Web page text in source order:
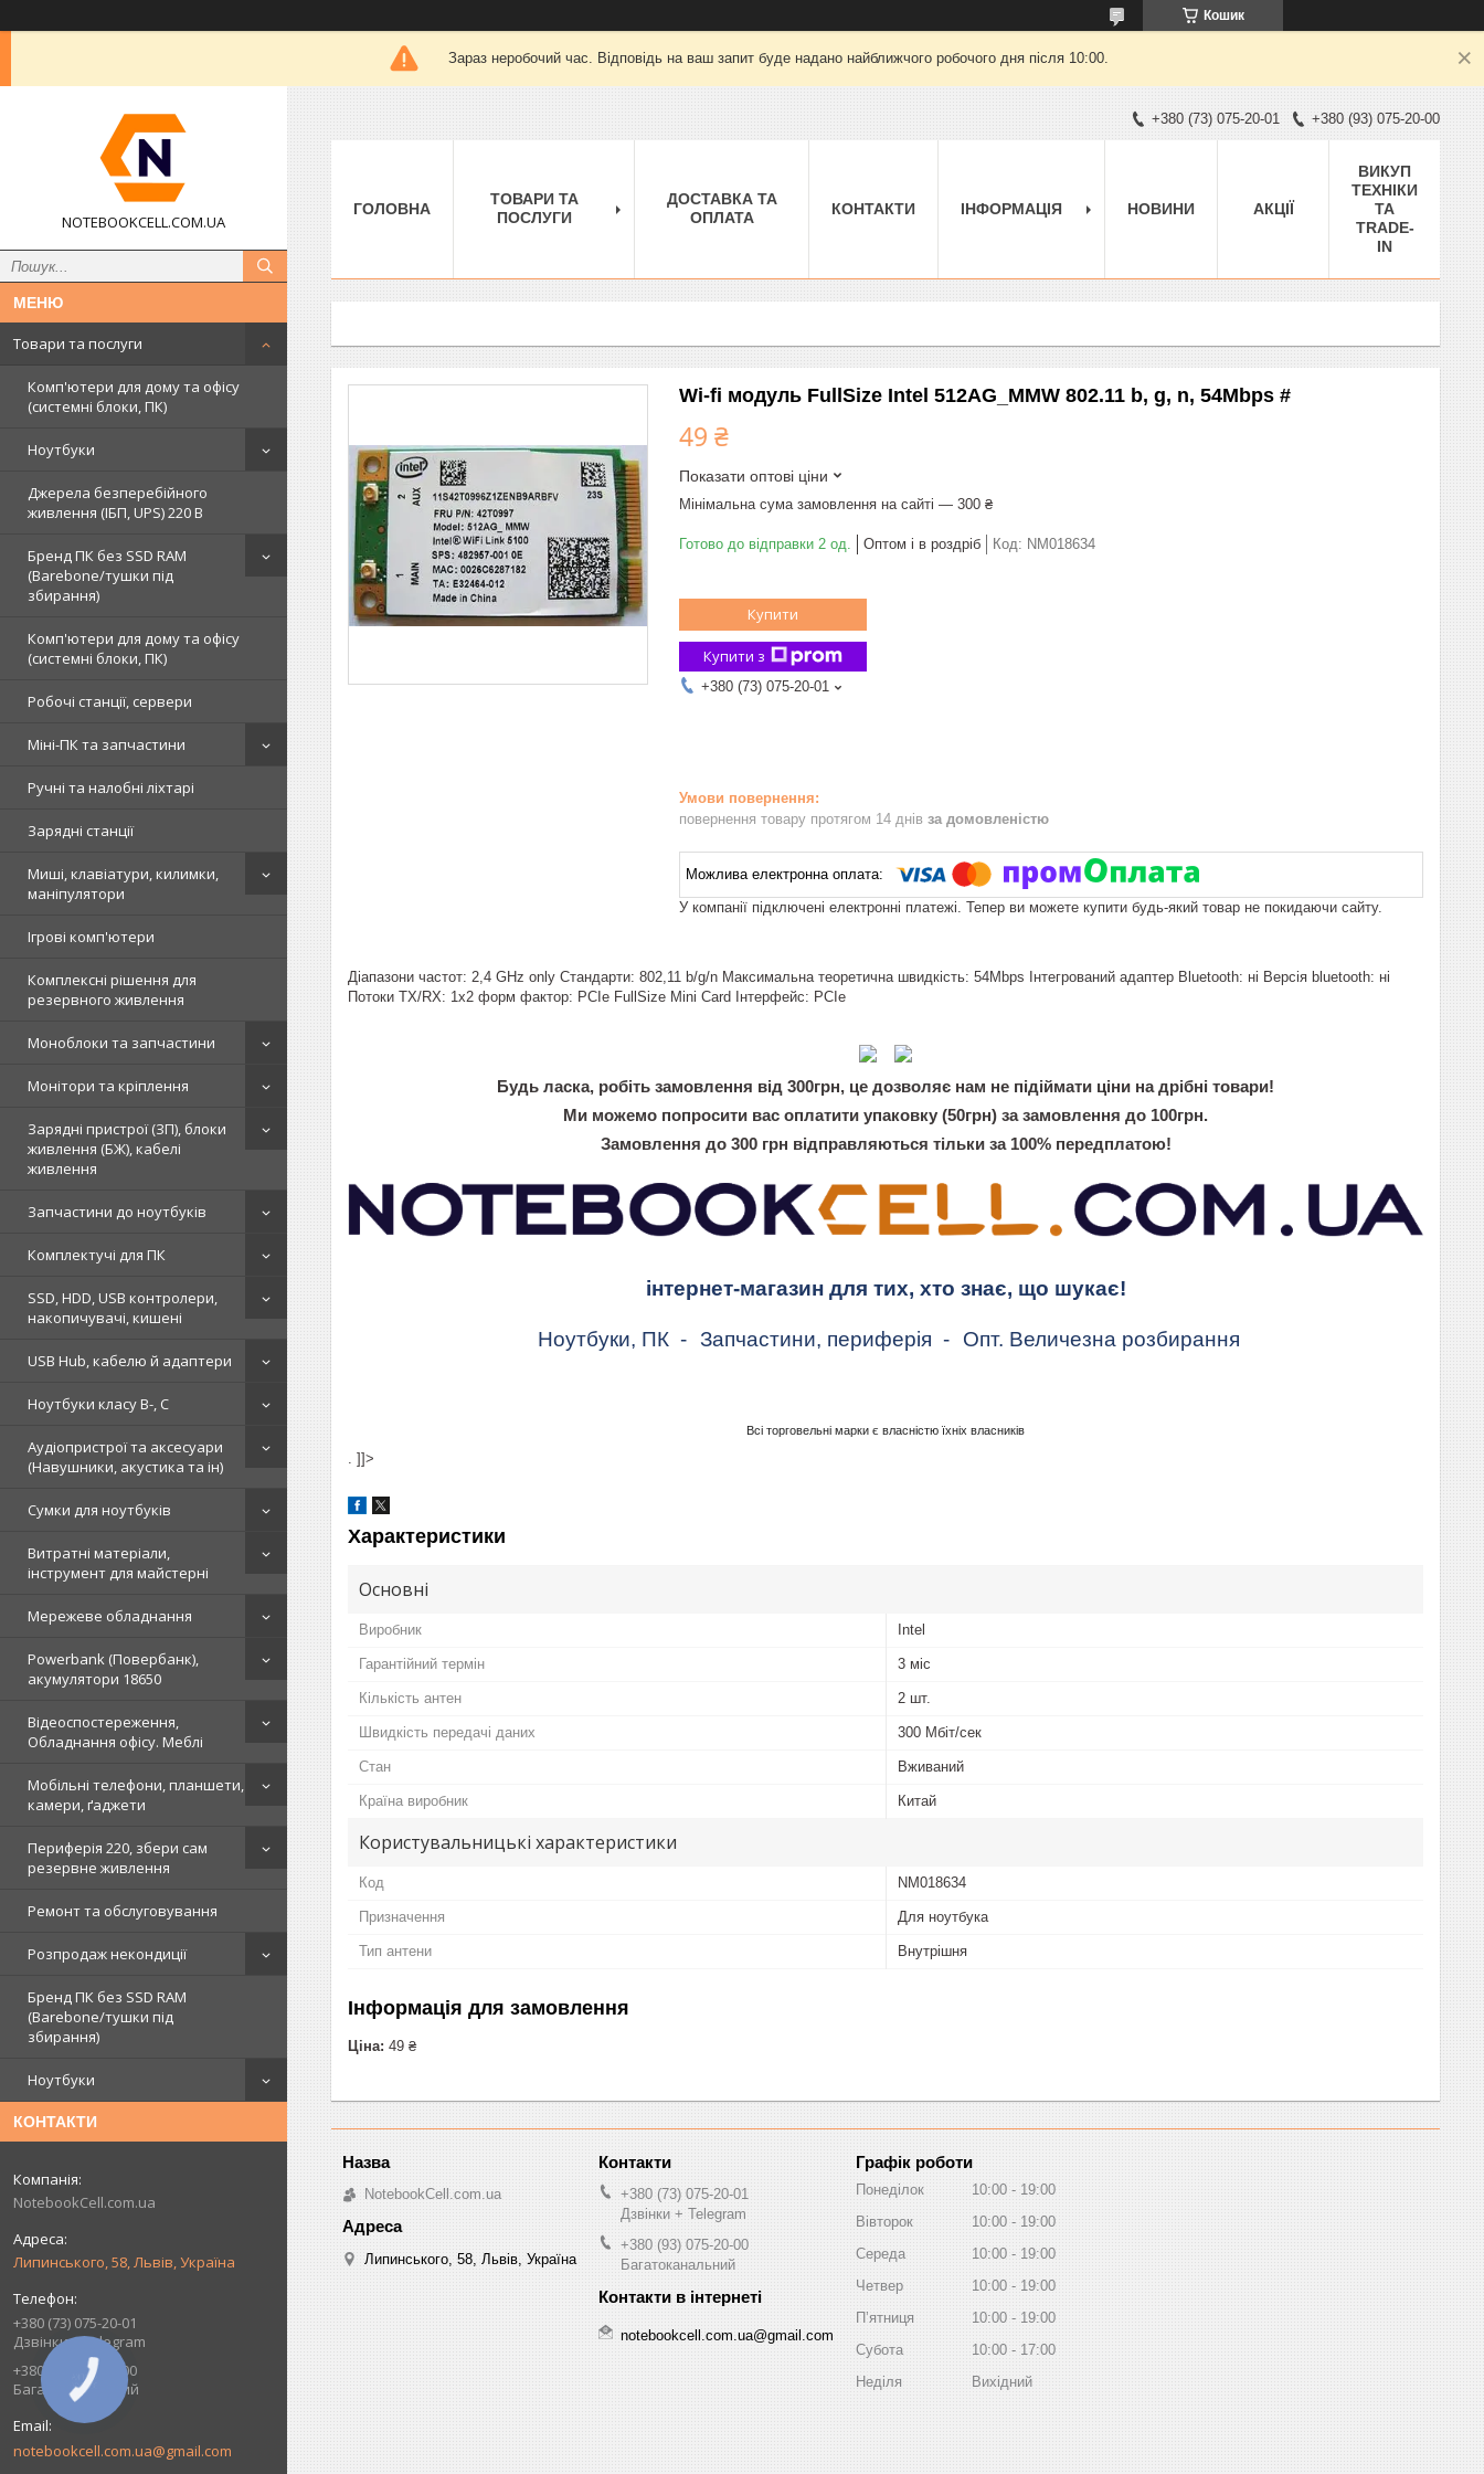
Кошик
Зараз неробочий час. Відповідь на ваш запит буде надано найближчого робочого дня після 10:00.
NOTEBOOKCELL.COM.UA
Товари та послуги
Комп'ютери для дому та офісу
(системні блоки, ПК)
Ноутбуки
Джерела безперебійного
живлення (ІБП, UPS) 220 В
Бренд ПК без SSD RAM
(Barebone/тушки під
збирання)
Комп'ютери для дому та офісу
(системні блоки, ПК)
Робочі станції, сервери
Міні-ПК та запчастини
Ручні та налобні ліхтарі
Зарядні станції
Миші, клавіатури, килимки,
маніпулятори
Ігрові комп'ютери
Комплексні рішення для
резервного живлення
Моноблоки та запчастини
Монітори та кріплення
Зарядні пристрої (ЗП), блоки
живлення (БЖ), кабелі
живлення
Запчастини до ноутбуків
Комплектучі для ПК
SSD, HDD, USB контролери,
накопичувачі, кишені
USB Hub, кабелю й адаптери
Ноутбуки класу B-, C
Аудіопристрої та аксесуари
(Навушники, акустика та ін)
Сумки для ноутбуків
Витратні матеріали,
інструмент для майстерні
Мережеве обладнання
Powerbank (Повербанк),
акумулятори 18650
Відеоспостереження,
Обладнання офісу. Меблі
Мобільні телефони, планшети,
камери, ґаджети
Периферія 220, збери сам
резервне живлення
Ремонт та обслуговування
Розпродаж некондиції
Бренд ПК без SSD RAM
(Barebone/тушки під
збирання)
Ноутбуки
КОНТАКТИ
NotebookCell.com.ua
Липинського, 58, Львів, Україна
+380 (73) 075-20-01
Дзвінки + Telegram
+380 (93) 075-20-00
Багатоканальний
notebookcell.com.ua@gmail.com
+380 (73) 075-20-01 +380 (93) 075-20-00
ГОЛОВНА
ТОВАРИ ТА
ПОСЛУГИ
ДОСТАВКА ТА
ОПЛАТА
КОНТАКТИ ІНФОРМАЦІЯ НОВИНИ АКЦІЇ
ВИКУП
ТЕХНІКИ
ТА
TRADE-
IN
Wi-fi модуль FullSize Intel 512AG_MMW 802.11 b, g, n, 54Mbps #
49 ₴
Показати оптові ціни
Мінімальна сума замовлення на сайті — 300 ₴
Готово до відправки 2 од. Оптом і в роздріб Код: NM018634
Купити
Купити з
+380 (73) 075-20-01
повернення товару протягом 14 днів за домовленістю
У компанії підключені електронні платежі. Тепер ви можете купити будь-який товар не покидаючи сайту.
Діапазони частот: 2,4 GHz only Стандарти: 802,11 b/g/n Максимальна теоретична швидкість: 54Mbps Інтегрований адаптер Bluetooth: ні Версія bluetooth: ні
Потоки TX/RX: 1x2 форм фактор: PCIe FullSize Mini Card Інтерфейс: PCIe
Будь ласка, робіть замовлення від 300грн, це дозволяє нам не підіймати ціни на дрібні товари!
Ми можемо попросити вас оплатити упаковку (50грн) за замовлення до 100грн.
Замовлення до 300 грн відправляються тільки за 100% передплатою!
інтернет-магазин для тих, хто знає, що шукає!
Ноутбуки, ПК - Запчастини, периферія - Опт. Величезна розбирання
Всі торговельні марки є власністю їхніх власників
. ]]>
Характеристики
Основні
Виробник Intel
Гарантійний термін 3 міс
Кількість антен 2 шт.
Швидкість передачі даних 300 Мбіт/сек
Стан Вживаний
Країна виробник Китай
Користувальницькі характеристики
Код NM018634
Призначення Для ноутбука
Тип антени Внутрішня
Інформація для замовлення
Ціна: 49 ₴
NotebookCell.com.ua
Липинського, 58, Львів, Україна
+380 (73) 075-20-01
Дзвінки + Telegram
+380 (93) 075-20-00
Багатоканальний
notebookcell.com.ua@gmail.com
Графік роботи
Понеділок 10:00
19:00
Вівторок
10:00
19:00
Середа
10:00
19:00
Четвер
10:00
19:00
Пʼятниця
10:00
19:00
Субота
10:00
17:00
Неділя
Вихідний
КНОПКА
ЗВ'ЯЗКУ